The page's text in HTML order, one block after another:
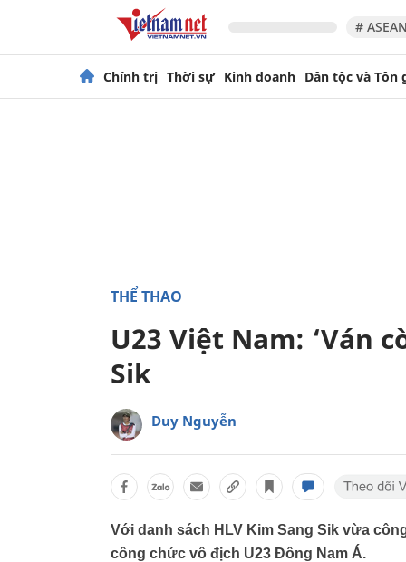
#
Chính trị Thời sự Kinh doanh Dân tộc và Tôn
THỂ THAO
U23 Việt Nam: ‘Ván
Sik
Duy Nguyễn
Với danh sách HLV Kim Sang Sik vừa
công chức vô địch U23 Đông Nam Á.